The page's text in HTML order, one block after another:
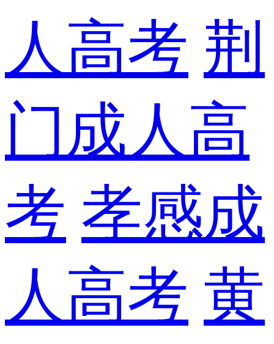
人高考 荆
门成人高
考 孝感成
人高考 黄